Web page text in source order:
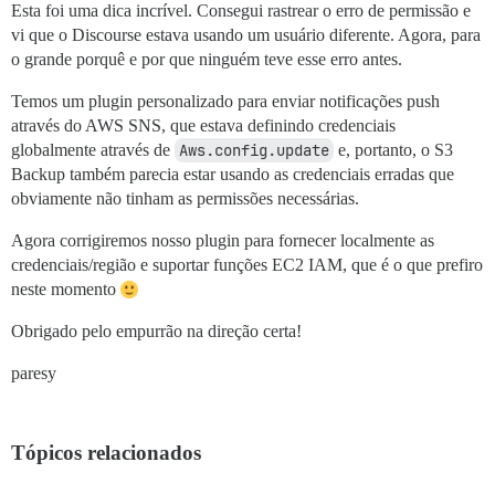
Esta foi uma dica incrível. Consegui rastrear o erro de permissão e
vi que o Discourse estava usando um usuário diferente. Agora, para
o grande porquê e por que ninguém teve esse erro antes.
Temos um plugin personalizado para enviar notificações push
através do AWS SNS, que estava definindo credenciais
globalmente através de Aws.config.update e, portanto, o S3
Backup também parecia estar usando as credenciais erradas que
obviamente não tinham as permissões necessárias.
Agora corrigiremos nosso plugin para fornecer localmente as
credenciais/região e suportar funções EC2 IAM, que é o que prefiro
neste momento
Obrigado pelo empurrão na direção certa!
paresy
Tópicos relacionados